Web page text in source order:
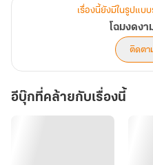
เรื่องนี้ยังมีในรูปแบ
โฉมงดง
ติดตา
อีบุ๊กที่คล้ายกับเรื่องนี้